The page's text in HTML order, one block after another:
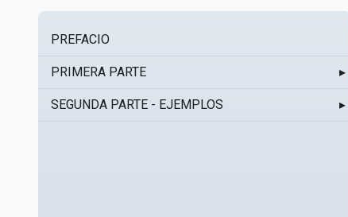
PREFACIO
PRIMERA PARTE ▸
SEGUNDA PARTE - EJEMPLOS ▸